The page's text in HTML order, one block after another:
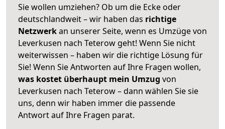
Sie wollen umziehen? Ob um die Ecke oder
deutschlandweit – wir haben das richtige
Netzwerkan unserer Seite, wenn es Umzüge von
Leverkusen nach Teterow geht! Wenn Sie nicht
weiterwissen – haben wir die richtige Lösung für
Sie! Wenn Sie Antworten auf Ihre Fragen wollen,
was kostet überhaupt mein Umzug von
Leverkusen nach Teterow – dann wählen Sie sie
uns, denn wir haben immer die passende
Antwort auf Ihre Fragen parat.